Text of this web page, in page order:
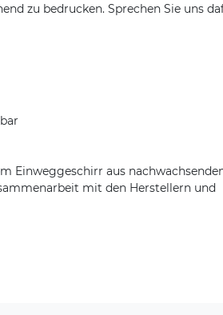
zu bedrucken. Sprechen Sie uns
Einweggeschirr aus
mit den Herstellern und